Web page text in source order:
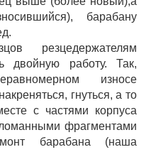
барабану
резцедержателям
двойную работу. Так,
износе
гнуться, а то
с частями корпуса
фрагментами
барабана (наша